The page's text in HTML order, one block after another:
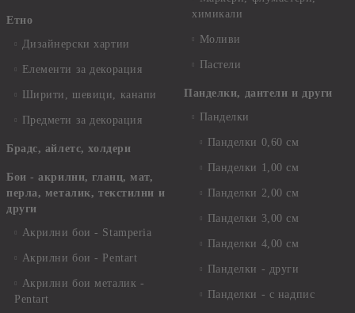
Етно
Дизайнерски хартии
Елементи за декорация
Ширити, шевици, канапи
Предмети за декорация
Брадс, айлетс, холдери
Бои - акрилни, гланц, мат,
перла, металик, текстилни и
други
Акрилни бои - Stamperia
Акрилни бои - Pentart
Акрилни бои металик -
Pentart
химикали
Моливи
Пастели
Панделки, дантели и други
Панделки
Панделки 0,60 см
Панделки 1,00 см
Панделки 2,00 см
Панделки 3,00 см
Панделки 4,00 см
Панделки - други
Панделки - с надпис